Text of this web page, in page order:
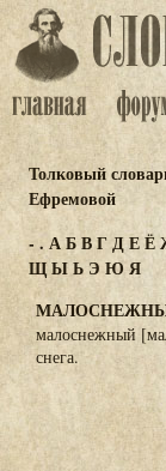
Толковый
Ефремовой
- . АБВГДЕЁ
ЩЫЬЭ ЮЯ
малоснежный
снега.